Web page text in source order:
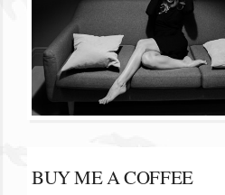
BUY ME A COFFEE